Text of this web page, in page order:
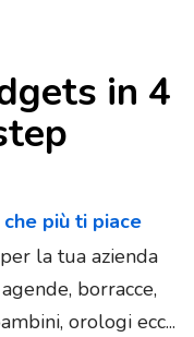
in 4
più ti piace
la tua azienda
borracce,
orologi ecc...